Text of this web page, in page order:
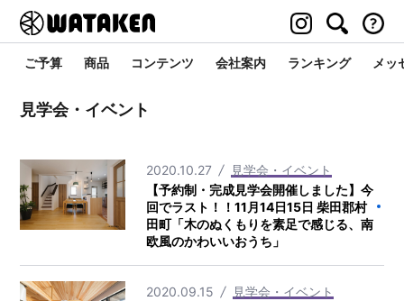
ご予算 商品 コンテンツ 会社案内 ランキング メッ
見学会・イベント
2020.10.27
見学会・イベント
【予約制・完成見学会開催しました】今
回でラスト！！11月14日15日 柴田郡村
田町「木のぬくもりを素足で感じる、南
欧風のかわいいおうち」
2020.09.15
見学会・イベント